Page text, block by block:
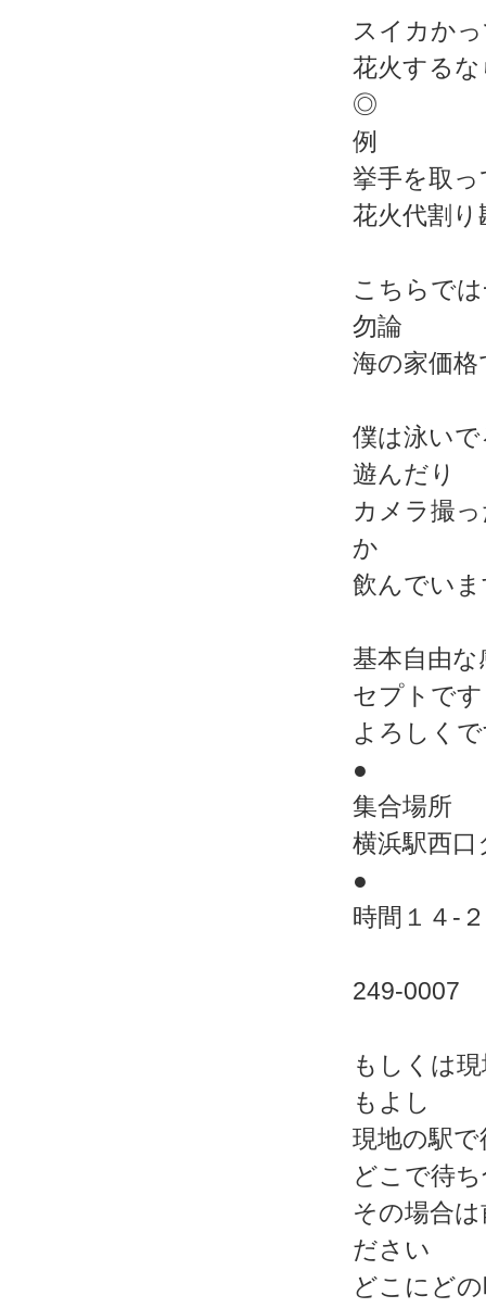
スイカか
花火する
◎
例
挙手を取
花火代割
こちらで
勿論
海の家価
僕は泳い
遊んだり
カメラ撮
か
飲んでい
基本自由
セプトです
よろしく
●
集合場所
横浜駅西
●
時間１４-
249-
もしくは
もよし
現地の駅
どこで待
その場合
ださい
どこにど